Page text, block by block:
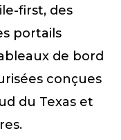
first, des
portails
de bord
conçues
du Texas et